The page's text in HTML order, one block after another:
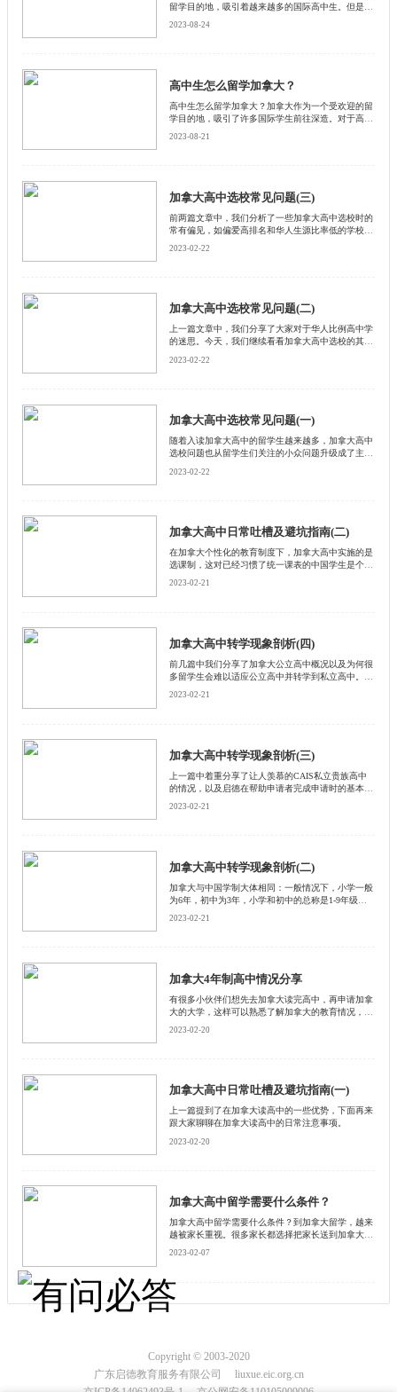
留学目的地，吸引着越来越多的国际高中生。但是，
2023-08-24
高中生怎么留学加拿大？
高中生怎么留学加拿大？加拿大作为一个受欢迎的留
学目的地，吸引了许多国际学生前往深造。对于高中
2023-08-21
加拿大高中选校常见问题(三)
​前两篇文章中，我们分析了一些加拿大高中选校时的
常有偏见，如偏爱高排名和华人生源比率低的学校，
2023-02-22
加拿大高中选校常见问题(二)
上一篇文章中，我们分享了大家对于华人比例高中学
的迷思。今天，我们继续看看加拿大高中选校的其他
2023-02-22
加拿大高中选校常见问题(一)
随着入读加拿大高中的留学生越来越多，加拿大高中
选校问题也从留学生们关注的小众问题升级成了主流
2023-02-22
加拿大高中日常吐槽及避坑指南(二)
在加拿大个性化的教育制度下，加拿大高中实施的是
选课制，这对已经习惯了统一课表的中国学生是个不
不同难度的课程。
2023-02-21
加拿大高中转学现象剖析(四)
前几篇中我们分享了加拿大公立高中概况以及为何很
多留学生会难以适应公立高中并转学到私立高中。后
2023-02-21
加拿大高中转学现象剖析(三)
上一篇中着重分享了让人羡慕的CAIS私立贵族高中
的情况，以及启德在帮助申请者完成申请时的基本态
2023-02-21
加拿大高中转学现象剖析(二)
加拿大与中国学制大体相同：一般情况下，小学一般
为6年，初中为3年，小学和初中的总称是1-9年级；
2023-02-21
加拿大4年制高中情况分享
有很多小伙伴们想先去加拿大读完高中，再申请加拿
大的大学，这样可以熟悉了解加拿大的教育情况，更
2023-02-20
加拿大高中日常吐槽及避坑指南(一)
上一篇提到了在加拿大读高中的一些优势，下面再来
跟大家聊聊在加拿大读高中的日常注意事项。
2023-02-20
加拿大高中留学需要什么条件？
加拿大高中留学需要什么条件？到加拿大留学，越来
越被家长重视。很多家长都选择把家长送到加拿大留
2023-02-07
Copyright © 2003-2020
广东启德教育服务有限公司 liuxue.eic.org.cn